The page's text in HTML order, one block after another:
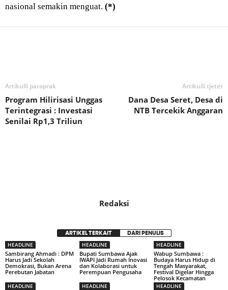
nasional semakin menguat. (*)
Artikulli paraprak
Program Hilirisasi Unggas
Terintegrasi : Investasi
Senilai Rp1,3 Triliun
Artikulli tjetër
Dana Desa Seret, Desa di
NTB Tercekik Anggaran
Redaksi
ARTIKEL TERKAIT DARI PENULIS
HEADLINE
Sambirang Ahmadi : DPM
Harus Jadi Sekolah
Demokrasi, Bukan Arena
Perebutan Jabatan
HEADLINE
Bupati Sumbawa Ajak
IWAPI Jadi Rumah Inovasi
dan Kolaborasi untuk
Perempuan Pengusaha
HEADLINE
Wabup Sumbawa :
Budaya Harus Hidup di
Tengah Masyarakat,
Festival Digelar Hingga
Pelosok Kecamatan
HEADLINE HEADLINE HEADLINE